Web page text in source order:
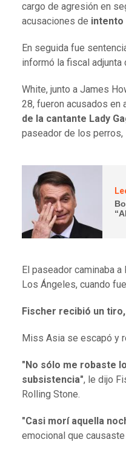
cargo de agresión en
acusaciones de intento
En seguida fue
informó la fiscal
White, junto a James
28, fueron acusados en
de la cantante Lady
paseador de los perros,
El paseador caminaba
Los Ángeles, cuando
Fischer recibió un
Miss Asia se escapó y
"No sólo me robaste
subsistencia", le dijo
Rolling Stone.
"Casi morí aquella
emocional que